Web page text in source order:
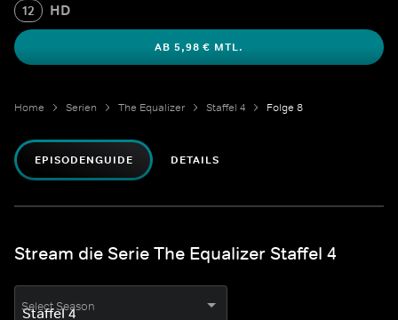
12 HD
AB 5,98 € MTL.
Home Serien The Equalizer Staffel 4 Folge 8
EPISODENGUIDE DETAILS
Stream die Serie The Equalizer Staffel 4
Select Season